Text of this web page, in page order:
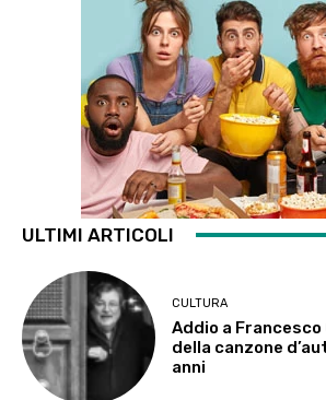
ULTIMI ARTICOLI
CULTURA
Addio a
della canzone
anni